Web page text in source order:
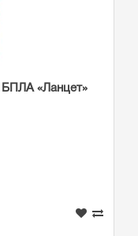
БПЛА «Ланцет»